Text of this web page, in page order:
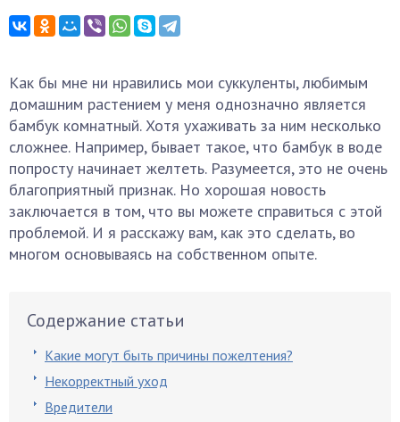
Как бы мне ни нравились мои суккуленты, любимым
домашним растением у меня однозначно является
бамбук комнатный. Хотя ухаживать за ним несколько
сложнее. Например, бывает такое, что бамбук в воде
попросту начинает желтеть. Разумеется, это не очень
благоприятный признак. Но хорошая новость
заключается в том, что вы можете справиться с этой
проблемой. И я расскажу вам, как это сделать, во
многом основываясь на собственном опыте.
Содержание статьи
Какие могут быть причины пожелтения?
Некорректный уход
Вредители